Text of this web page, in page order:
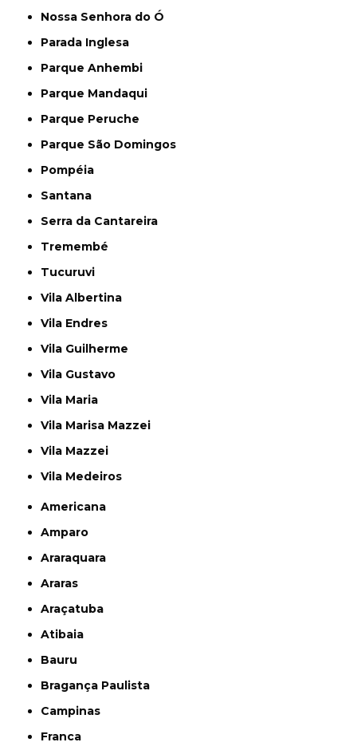
Nossa Senhora do Ó
Parada Inglesa
Parque Anhembi
Parque Mandaqui
Parque Peruche
Parque São Domingos
Pompéia
Santana
Serra da Cantareira
Tremembé
Tucuruvi
Vila Albertina
Vila Endres
Vila Guilherme
Vila Gustavo
Vila Maria
Vila Marisa Mazzei
Vila Mazzei
Vila Medeiros
Americana
Amparo
Araraquara
Araras
Araçatuba
Atibaia
Bauru
Bragança Paulista
Campinas
Franca